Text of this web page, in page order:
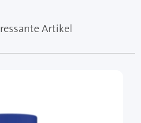
Artikel